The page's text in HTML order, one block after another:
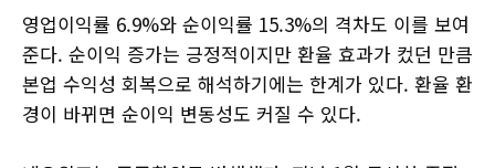
영업이익률 6.9%와 순이익률 15.3%의 격차도 이를 보여
준다. 순이익 증가는 긍정적이지만 환율 효과가 컸던 만큼
본업 수익성 회복으로 해석하기에는 한계가 있다. 환율 환
경이 바뀌면 순이익 변동성도 커질 수 있다.